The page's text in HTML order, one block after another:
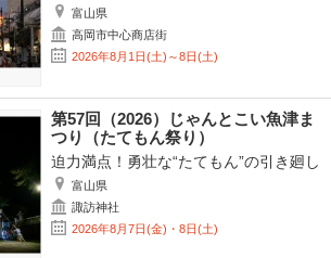
富山県
高岡市中心商店街
2026年8月1日(土)～8日(土)
第57回（2026）じゃんとこい魚津ま
つり（たてもん祭り）
迫力満点！勇壮な“たてもん”の引き廻し
富山県
諏訪神社
2026年8月7日(金)・8日(土)